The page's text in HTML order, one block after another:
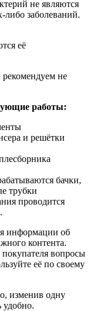
не являются
либо заболеваний.
её
не
работы:
и решётки
бачки,
трубки
проводится
информации об
контента.
вопросы
её по своему
изменив одну
удобно.